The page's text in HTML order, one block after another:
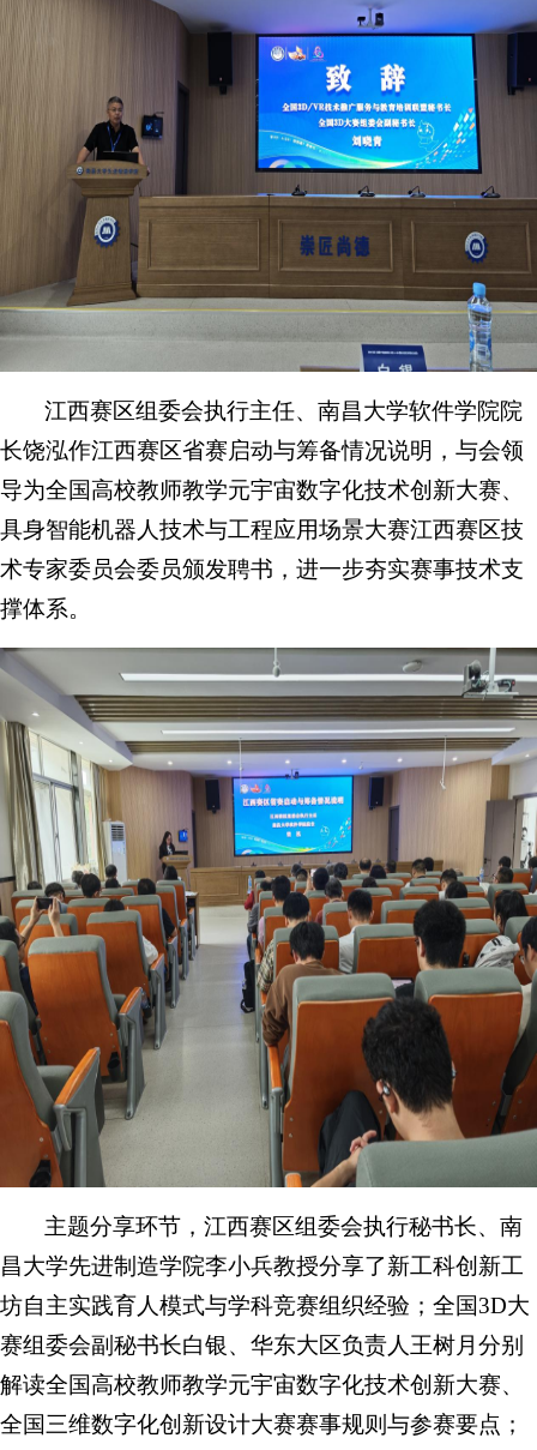
江西赛区组委会执行主任、南昌大学软件学院院
长饶泓作江西赛区省赛启动与筹备情况说明，与会领
导为全国高校教师教学元宇宙数字化技术创新大赛、
具身智能机器人技术与工程应用场景大赛江西赛区技
术专家委员会委员颁发聘书，进一步夯实赛事技术支
撑体系。
主题分享环节，江西赛区组委会执行秘书长、南
昌大学先进制造学院李小兵教授分享了新工科创新工
坊自主实践育人模式与学科竞赛组织经验；全国3D大
赛组委会副秘书长白银、华东大区负责人王树月分别
解读全国高校教师教学元宇宙数字化技术创新大赛、
全国三维数字化创新设计大赛赛事规则与参赛要点；